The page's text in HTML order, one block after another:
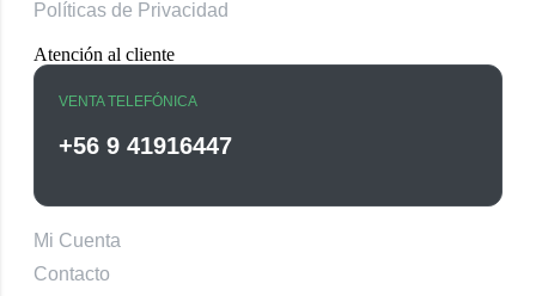
Políticas de Privacidad
Atención al cliente
VENTA TELEFÓNICA
+56 9 41916447
Mi Cuenta
Contacto